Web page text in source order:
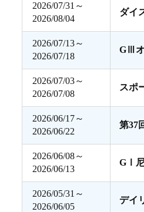
2026/07/31～
2026/08/04
ダイ
2026/07/13～
2026/07/18
GⅢオ
2026/07/03～
2026/07/08
スポ
2026/06/17～
2026/06/22
第37
2026/06/08～
2026/06/13
GⅠ尼
2026/05/31～
2026/06/05
デイ